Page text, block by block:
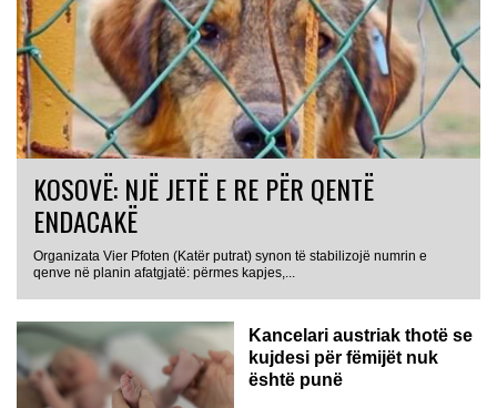
KOSOVË: NJË JETË E RE PËR QENTË
ENDACAKË
Organizata Vier Pfoten (Katër putrat) synon të stabilizojë numrin e
qenve në planin afatgjatë: përmes kapjes,...
Kancelari austriak thotë se
kujdesi për fëmijët nuk
është punë